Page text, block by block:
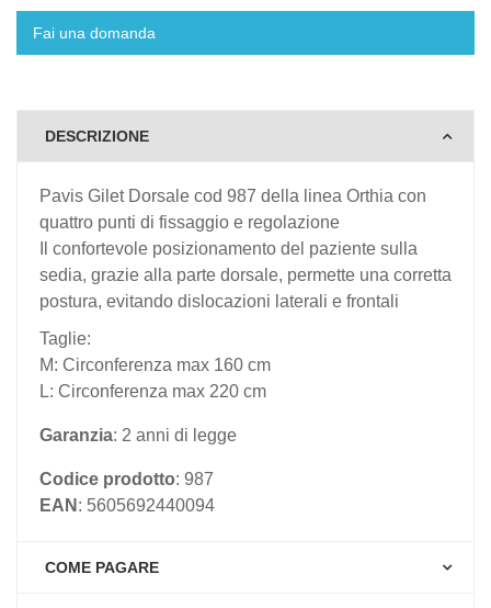
Fai una domanda
DESCRIZIONE
Pavis Gilet Dorsale cod 987 della linea Orthia con
quattro punti di fissaggio e regolazione
Il confortevole posizionamento del paziente sulla
sedia, grazie alla parte dorsale, permette una corretta
postura, evitando dislocazioni laterali e frontali
Taglie:
M: Circonferenza max 160 cm
L: Circonferenza max 220 cm
Garanzia: 2 anni di legge
Codice prodotto: 987
EAN : 5605692440094
COME PAGARE